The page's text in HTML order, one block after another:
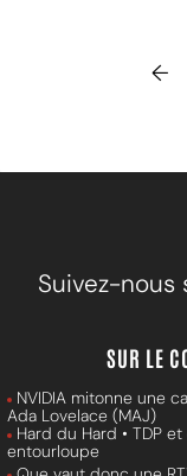
←
Suivez-nous
SUR LE
NVIDIA mitonne une
Ada Lovelace (MAJ)
Hard du Hard • TDP
entourloupe